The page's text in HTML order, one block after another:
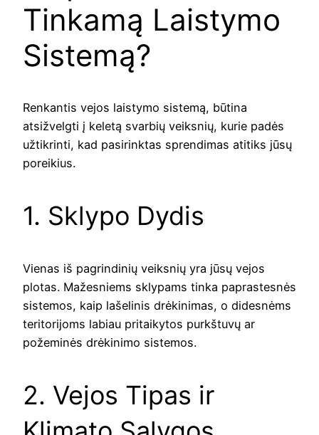
Tinkamą Laistymo
Sistemą?
Renkantis vejos laistymo sistemą, būtina
atsižvelgti į keletą svarbių veiksnių, kurie padės
užtikrinti, kad pasirinktas sprendimas atitiks jūsų
poreikius.
1. Sklypo Dydis
Vienas iš pagrindinių veiksnių yra jūsų vejos
plotas. Mažesniems sklypams tinka paprastesnės
sistemos, kaip lašelinis drėkinimas, o didesnėms
teritorijoms labiau pritaikytos purkštuvų ar
požeminės drėkinimo sistemos.
2. Vejos Tipas ir